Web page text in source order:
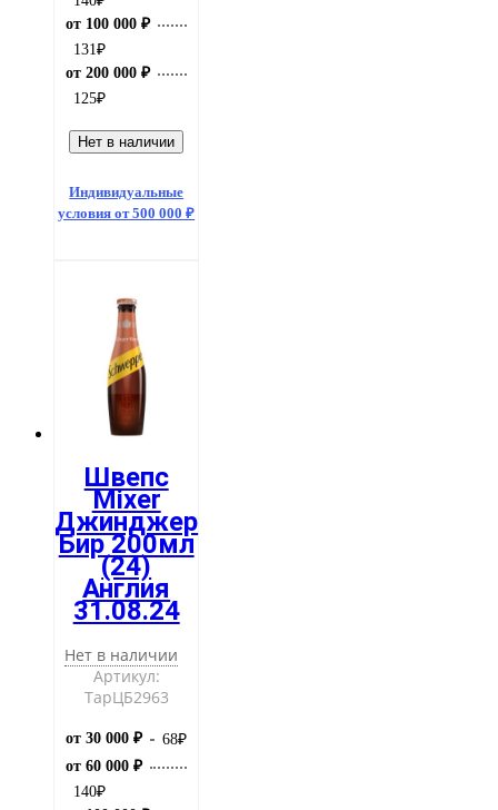
от 100 000 ₽
131₽
от 200 000 ₽
125₽
Нет в наличии
Индивидуальные
условия от 500 000 ₽
Швепс
Mixer
Джинджер
Бир 200мл
(24)
Англия
31.08.24
Нет в наличии
Артикул:
ТарЦБ2963
от 30 000 ₽ 68₽
от 60 000 ₽
140₽